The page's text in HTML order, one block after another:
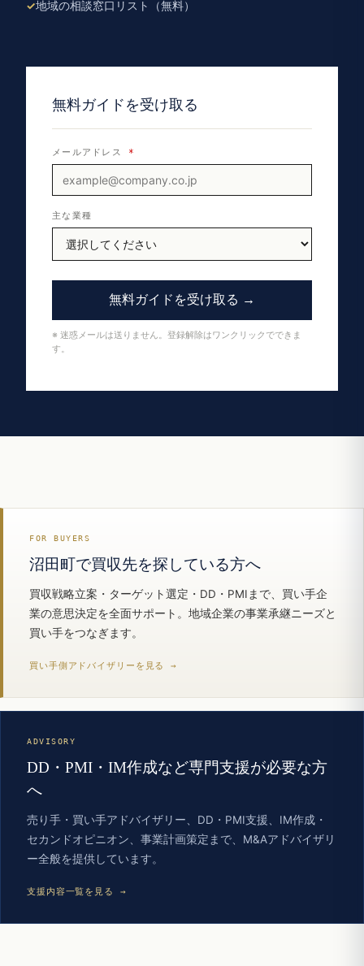
地域の相談窓口リスト（無料）
無料ガイドを受け取る
メールアドレス *
主な業種
無料ガイドを受け取る →
※ 迷惑メールは送りません。登録解除はワンクリックでできま
す。
FOR BUYERS
沼田町で買収先を探している方へ
買収戦略立案・ターゲット選定・DD・PMIまで、買い手企
業の意思決定を全面サポート。地域企業の事業承継ニーズと
買い手をつなぎます。
買い手側アドバイザリーを見る →
ADVISORY
DD・PMI・IM作成など専門支援が必要な方
へ
売り手・買い手アドバイザリー、DD・PMI支援、IM作成・
セカンドオピニオン、事業計画策定まで、M&Aアドバイザリ
ー全般を提供しています。
支援内容一覧を見る →